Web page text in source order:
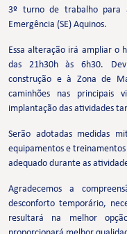
3º turno de trabalho para
Emergência (SE) Aquinos.
Essa alteração irá ampliar o
das 21h30h às 6h30.
construção e à Zona de
caminhões nas principais
implantação das atividades
Serão adotadas medidas
equipamentos e
adequado durante as
Agradecemos a
desconforto temporário,
resultará na melhor